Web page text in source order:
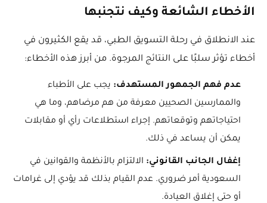
الأخطاء الشائعة وكيف نتجنبها
عند الانطلاق في رحلة التسويق الطبي، قد يقع الكثيرون في
أخطاء تؤثر سلبًا على النتائج المرجوة. من أبرز هذه الأخطاء:
عدم فهم الجمهور المستهدف: يجب على الأطباء
والممارسين الصحيين معرفة من هم مرضاهم، وما هي
احتياجاتهم وتوقعاتهم. إجراء استطلاعات رأي أو مقابلات
يمكن أن يساعد في ذلك.
إغفال الجانب القانوني: الالتزام بالأنظمة والقوانين في
السعودية أمر ضروري. عدم القيام بذلك قد يؤدي إلى غرامات
أو حتى إغلاق العيادة.